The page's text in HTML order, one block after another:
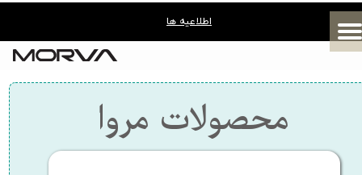
اطلاعیه ها
​محصولات مروا